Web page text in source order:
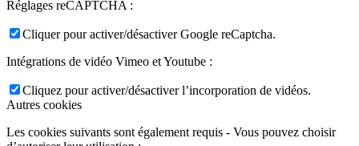
Réglages reCAPTCHA :
Cliquer pour activer/désactiver Google reCaptcha.
Intégrations de vidéo Vimeo et Youtube :
Cliquez pour activer/désactiver l’incorporation de vidéos.
Autres cookies
Les cookies suivants sont également requis - Vous pouvez choisir